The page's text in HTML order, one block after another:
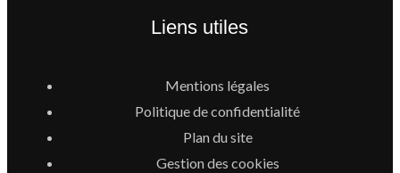
Liens utiles
Mentions légales
Politique de confidentialité
Plan du site
Gestion des cookies